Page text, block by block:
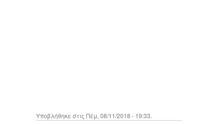
Υποβλήθηκε στις Πέμ, 08/11/2018 - 19:33.